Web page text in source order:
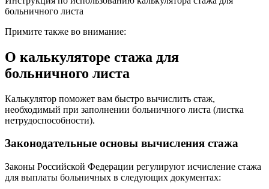
больничного листа
Примите также во внимание:
О калькуляторе стажа для
больничного листа
Калькулятор поможет вам быстро вычислить стаж,
необходимый при заполнении больничного листа (листка
нетрудоспособности).
Законодательные основы вычисления стажа
Законы Российской Федерации регулируют исчисление стажа
для выплаты больничных в следующих документах: